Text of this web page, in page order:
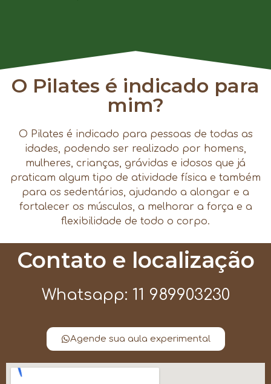
O Pilates é indicado para
mim?
O Pilates é indicado para pessoas de todas as
idades, podendo ser realizado por homens,
mulheres, crianças, grávidas e idosos que já
praticam algum tipo de atividade física e também
para os sedentários, ajudando a alongar e a
fortalecer os músculos, a melhorar a força e a
flexibilidade de todo o corpo.
Contato e localização
Whatsapp: 11 989903230
Agende sua aula experimental